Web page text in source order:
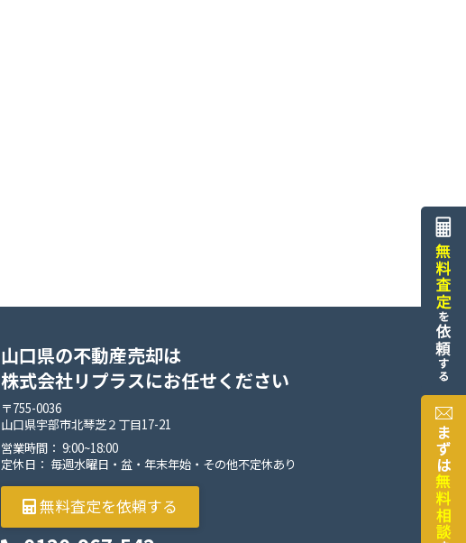
山口県の不動産売却は
株式会社リプラスにお任せください
〒755-0036
山口県宇部市北琴芝２丁目17-21
営業時間： 9:00~18:00
定休日： 毎週水曜日・盆・年末年始・その他不定休あり
無料査定を依頼する